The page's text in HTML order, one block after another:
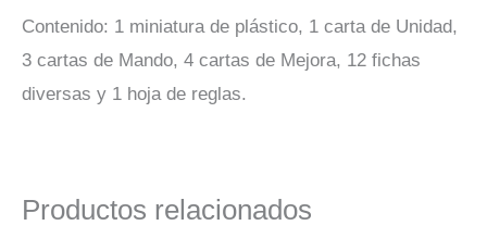
Contenido: 1 miniatura de plástico, 1 carta de Unidad,
3 cartas de Mando, 4 cartas de Mejora, 12 fichas
diversas y 1 hoja de reglas.
Productos relacionados